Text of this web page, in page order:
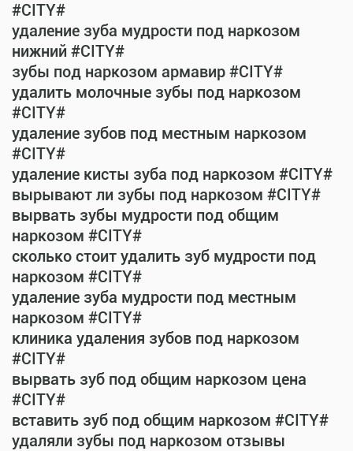
#CITY#
удаление зуба мудрости под наркозом
нижний #CITY#
зубы под наркозом армавир #CITY#
удалить молочные зубы под наркозом
#CITY#
удаление зубов под местным наркозом
#CITY#
удаление кисты зуба под наркозом #CITY#
вырывают ли зубы под наркозом #CITY#
вырвать зубы мудрости под общим
наркозом #CITY#
сколько стоит удалить зуб мудрости под
наркозом #CITY#
удаление зуба мудрости под местным
наркозом #CITY#
клиника удаления зубов под наркозом
#CITY#
вырвать зуб под общим наркозом цена
#CITY#
вставить зуб под общим наркозом #CITY#
удаляли зубы под наркозом отзывы